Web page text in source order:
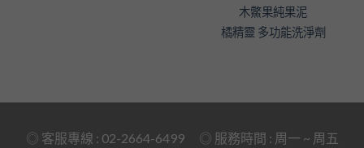
木鱉果純果泥
橘精靈 多功能洗淨劑
◎ 客服專線 : 02-2664-6499 ◎ 服務時間 : 周一 ~ 周五